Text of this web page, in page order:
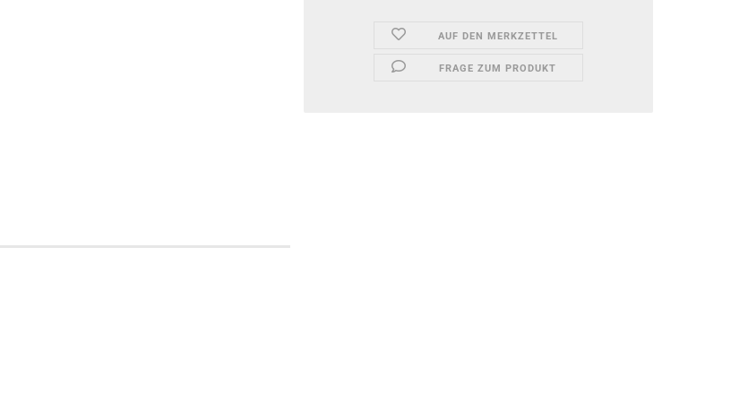
AUF DEN MERKZETTEL
FRAGE ZUM PRODUKT